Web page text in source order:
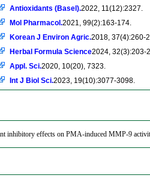
Antioxidants (Basel).2022, 11(12):2327.
Mol Pharmacol.2021, 99(2):163-174.
Korean J Environ Agric.2018, 37(4):260-
Herbal Formula Science2024, 32(3):203-
Appl. Sci.2020, 10(20), 7323.
Int J Biol Sci.2023, 19(10):3077-3098.
inhibitory effects on PMA-induced MMP-9